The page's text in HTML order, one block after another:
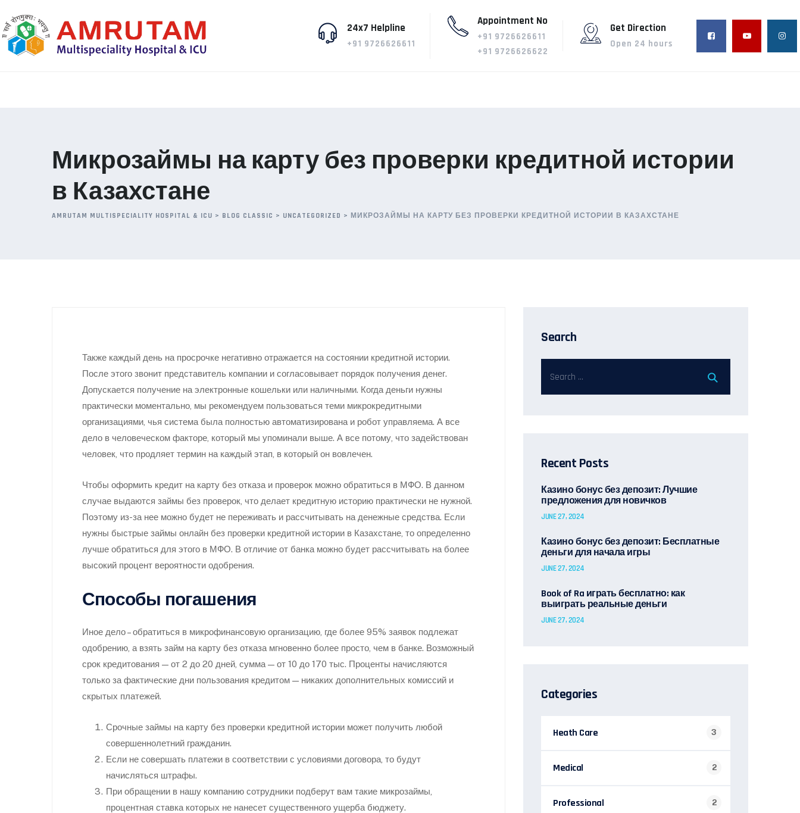
to
content
24x7 Helpline
+91 9726626611
Appointment No
+91 9726626611
+91 9726626622
Get Direction
Open 24 hours
Микрозаймы на карту без проверки кредитной истории
в Казахстане
AMRUTAM MULTISPECIALITY HOSPITAL & ICU > BLOG CLASSIC > UNCATEGORIZED > МИКРОЗАЙМЫ НА КАРТУ БЕЗ ПРОВЕРКИ КРЕДИТНОЙ ИСТОРИИ В КАЗАХСТАНЕ
Также каждый день на просрочке негативно отражается на состоянии кредитной истории.
После этого звонит представитель компании и согласовывает порядок получения денег.
Допускается получение на электронные кошельки или наличными. Когда деньги нужны
практически моментально, мы рекомендуем пользоваться теми микрокредитными
организациями, чья система была полностью автоматизирована и робот управляема. А все
дело в человеческом факторе, который мы упоминали выше. А все потому, что задействован
человек, что продляет термин на каждый этап, в который он вовлечен.
Чтобы оформить кредит на карту без отказа и проверок можно обратиться в МФО. В данном
случае выдаются займы без проверок, что делает кредитную историю практически не нужной.
Поэтому из-за нее можно будет не переживать и рассчитывать на денежные средства. Если
нужны быстрые займы онлайн без проверки кредитной истории в Казахстане, то определенно
лучше обратиться для этого в МФО. В отличие от банка можно будет рассчитывать на более
высокий процент вероятности одобрения.
Способы погашения
Иное дело – обратиться в микрофинансовую организацию, где более 95% заявок подлежат
одобрению, а взять займ на карту без отказа мгновенно более просто, чем в банке. Возможный
срок кредитования — от 2 до 20 дней, сумма — от 10 до 170 тыс. Проценты начисляются
только за фактические дни пользования кредитом — никаких дополнительных комиссий и
скрытых платежей.
Срочные займы на карту без проверки кредитной истории может получить любой
совершеннолетний гражданин.
Если не совершать платежи в соответствии с условиями договора, то будут
начисляться штрафы.
При обращении в нашу компанию сотрудники подберут вам такие микрозаймы,
процентная ставка которых не нанесет существенного ущерба бюджету.
Search
Recent Posts
Казино бонус без депозит: Лучшие
предложения для новичков
JUNE 27, 2024
Казино бонус без депозит: Бесплатные
деньги для начала игры
JUNE 27, 2024
Book of Ra играть бесплатно: как
выиграть реальные деньги
JUNE 27, 2024
Categories
Heath Care 3
Medical 2
Professional 2